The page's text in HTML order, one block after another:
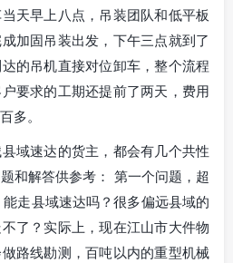
天早上八点，吊装团队和低平板
加固吊装出发，下午三点就到了
的吊机直接对位卸车，整个流程
要求的工期还提前了两天，费用
多。
域速达的货主，都会有几个共性
和解答供参考： 第一个问题，超
走县域速达吗？很多偏远县域的
了？实际上，现在江山市大件物
路线勘测，百吨以内的重型机械